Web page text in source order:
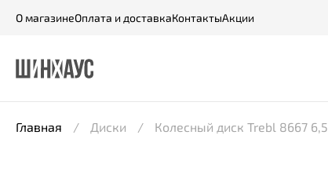
О магазинеОплата и доставкаКонтактыАкции
Главная Диски Колесный диск Trebl 8667